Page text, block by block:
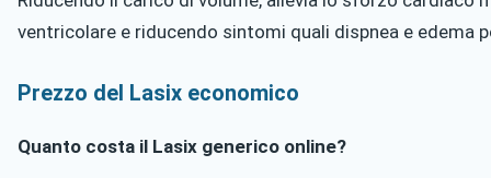
ventricolare e riducendo sintomi quali dispnea e edema
Prezzo del Lasix economico
Quanto costa il Lasix generico online?